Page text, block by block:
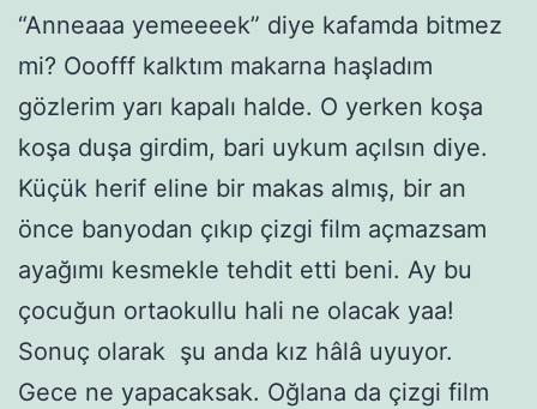
“Anneaaa yemeeeek” diye kafamda bitmez
mi? Ooofff kalktım makarna haşladım
gözlerim yarı kapalı halde. O yerken koşa
koşa duşa girdim, bari uykum açılsın diye.
Küçük herif eline bir makas almış, bir an
önce banyodan çıkıp çizgi film açmazsam
ayağımı kesmekle tehdit etti beni. Ay bu
çocuğun ortaokullu hali ne olacak yaa!
Sonuç olarak şu anda kız hâlâ uyuyor.
Gece ne yapacaksak. Oğlana da çizgi film